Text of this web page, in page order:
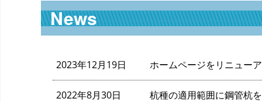
News
2023年12月19日 ホームページをリニュー
2022年8月30日
杭種の適用範囲に鋼管杭